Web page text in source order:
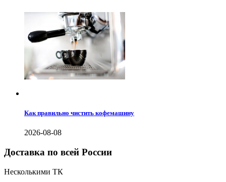
Как правильно чистить кофемашину
2026-08-08
Доставка по всей России
Несколькими ТК